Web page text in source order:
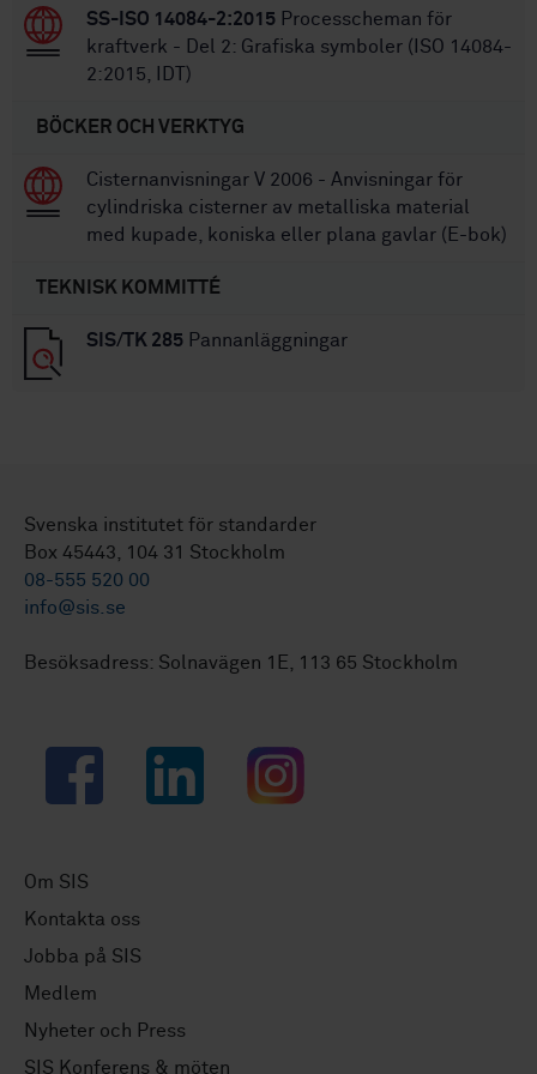
SS-ISO 14084-2:2015 Processcheman för
kraftverk - Del 2: Grafiska symboler (ISO 14084-
2:2015, IDT)
BÖCKER OCH VERKTYG
Cisternanvisningar V 2006 - Anvisningar för
cylindriska cisterner av metalliska material
med kupade, koniska eller plana gavlar (E-bok)
TEKNISK KOMMITTÉ
SIS/TK 285 Pannanläggningar
Svenska institutet för standarder
Box 45443, 104 31 Stockholm
08-555 520 00
info@sis.se
Besöksadress: Solnavägen 1E, 113 65 Stockholm
Facebook LinkedIn Instagram
Om SIS
Kontakta oss
Jobba på SIS
Medlem
Nyheter och Press
SIS Konferens & möten